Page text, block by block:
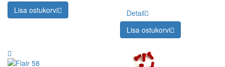
Lisa ostukorvi
Detail
Lisa ostukorvi